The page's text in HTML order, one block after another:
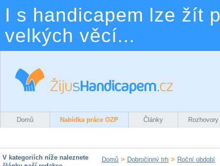
I s handicapem lze žít
velkých věcí...
Domů Nabídka práce OZP Články Rozhovory
V kategoriích níže naleznete
Domů > Dobročinný trh > Roční období